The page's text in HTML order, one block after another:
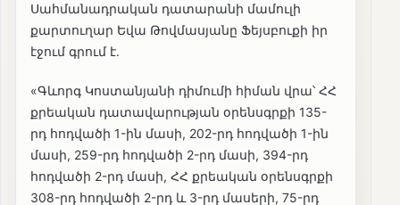
Սահմանադրական դատարանի մամուլի
քարտուղար Եվա Թովմասյանը Ֆեյսբուքի իր
էջում գրում է․
«Գևորգ Կոստանյանի դիմումի հիման վրա՝ ՀՀ
քրեական դատավարության օրենսգրքի 135-
րդ հոդվածի 1-ին մասի, 202-րդ հոդվածի 1-ին
մասի, 259-րդ հոդվածի 2-րդ մասի, 394-րդ
հոդվածի 2-րդ մասի, ՀՀ քրեական օրենսգրքի
308-րդ հոդվածի 2-րդ և 3-րդ մասերի, 75-րդ